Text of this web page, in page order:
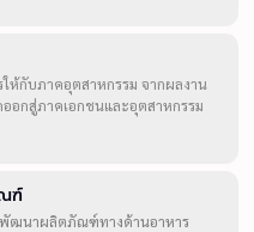
กับภาคอุตสาหกรรม จากผลงาน
อกสู่ภาคเอกชนและอุตสาหกรรม
ฑ์
พัฒนาผลิตภัณฑ์ทางด้านอาหาร